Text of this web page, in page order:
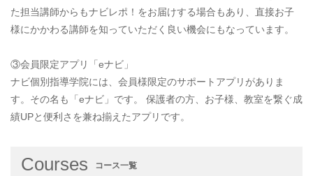
た担当講師からもナビレポ！をお届けする場合もあり、直接お子
様にかかわる講師を知っていただく良い機会にもなっています。
③会員限定アプリ「eナビ」
ナビ個別指導学院には、会員様限定のサポートアプリがありま
す。その名も「eナビ」です。 保護者の方、お子様、教室を繋ぐ成
績UPと便利さを兼ね揃えたアプリです。
Courses コース一覧